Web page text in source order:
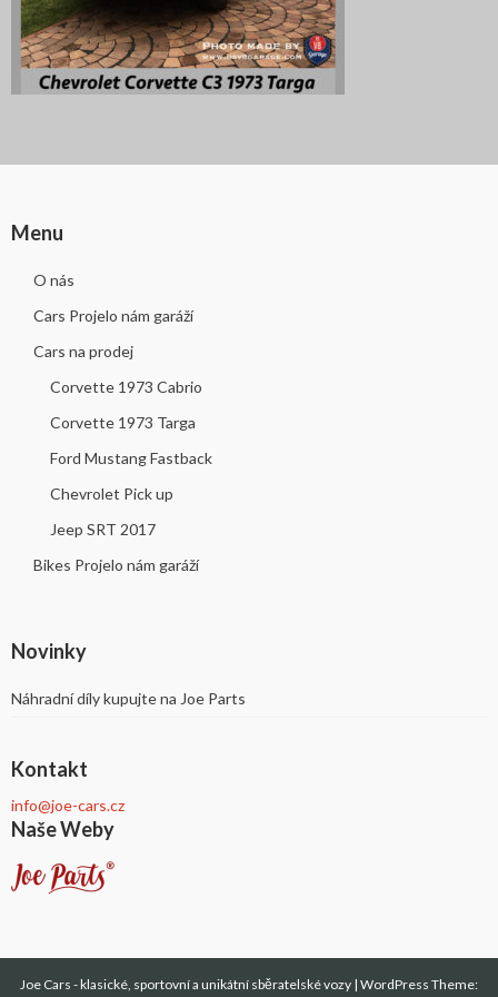
Menu
O nás
Cars Projelo nám garáží
Cars na prodej
Corvette 1973 Cabrio
Corvette 1973 Targa
Ford Mustang Fastback
Chevrolet Pick up
Jeep SRT 2017
Bikes Projelo nám garáží
Novinky
Náhradní díly kupujte na Joe Parts
Kontakt
info@joe-cars.cz
Naše Weby
Joe Cars - klasické, sportovní a unikátní sběratelské vozy | WordPress Theme: